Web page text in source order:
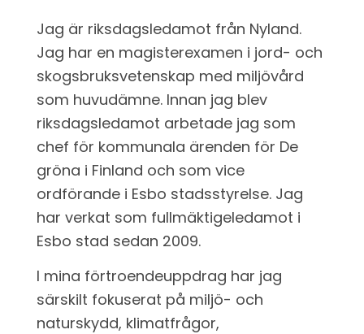
Jag är riksdagsledamot från Nyland.
Jag har en magisterexamen i jord- och
skogsbruksvetenskap med miljövård
som huvudämne. Innan jag blev
riksdagsledamot arbetade jag som
chef för kommunala ärenden för De
gröna i Finland och som vice
ordförande i Esbo stadsstyrelse. Jag
har verkat som fullmäktigeledamot i
Esbo stad sedan 2009.
I mina förtroendeuppdrag har jag
särskilt fokuserat på miljö- och
naturskydd, klimatfrågor,